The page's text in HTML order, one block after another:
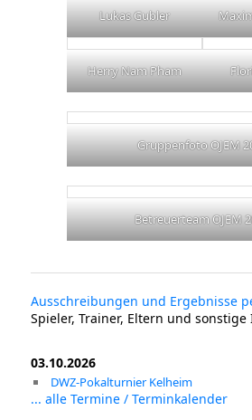
Lukas Gubler
Herry Nam Pham
Gruppenfoto OJEM
Betreuerteam OJEM
Ausschreibungen und Ergebnisse
Spieler, Trainer, Eltern und
03.10.2026
DWZ-Pokalturnier Kelheim
... alle Termine / Terminkalender